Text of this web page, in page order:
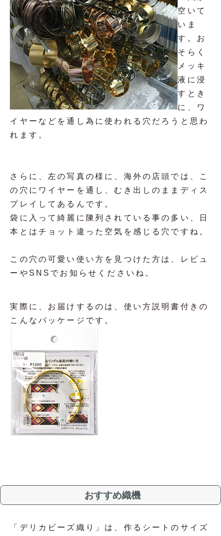
空いて
いま
す。お
そらく
メッキ
液に浸
すとき
に、ワ
イヤーなどを通し為に使われる穴だろうと思わ
れます。
さらに、左の写真の様に、海外の店頭では、こ
の穴にワイヤーを通し、むき出しのままディス
プレイしてあるんです。
袋に入って綺麗に陳列されている事の多い、日
本とはチョット違った空気を感じる穴ですね。
この穴の可愛い使い方を見つけた方は、レビュ
ーやSNSでお知らせくださいね。
実際に、お届けするのは、使い方説明書付きの
こんなパッケージです。
おすすめ織機
「デリカビーズ織り」は、作るシートのサイズ